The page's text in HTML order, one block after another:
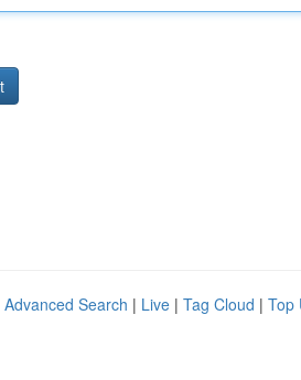
Advanced Search | Live | Tag Cloud | Top